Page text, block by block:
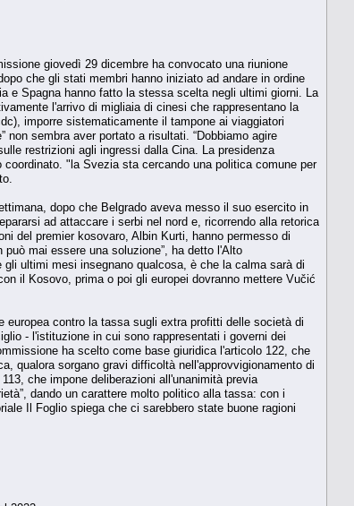
giovedì 29 dicembre ha convocato una riunione
che gli stati membri hanno iniziato ad andare in ordine
e Spagna hanno fatto la stessa scelta negli ultimi giorni. La
l'arrivo di migliaia di cinesi che rappresentano la
imporre sistematicamente il tampone ai viaggiatori
sembra aver portato a risultati. “Dobbiamo agire
restrizioni agli ingressi dalla Cina. La presidenza
"la Svezia sta cercando una politica comune per
dopo che Belgrado aveva messo il suo esercito in
ad attaccare i serbi nel nord e, ricorrendo alla retorica
del premier kosovaro, Albin Kurti, hanno permesso di
mai essere una soluzione”, ha detto l'Alto
ultimi mesi insegnano qualcosa, è che la calma sarà di
il Kosovo, prima o poi gli europei dovranno mettere Vučić
contro la tassa sugli extra profitti delle società di
- l'istituzione in cui sono rappresentati i governi dei
ha scelto come base giuridica l'articolo 122, che
qualora sorgano gravi difficoltà nell'approvvigionamento di
che impone deliberazioni all'unanimità previa
dando un carattere molto politico alla tassa: con i
Il Foglio spiega che ci sarebbero state buone ragioni